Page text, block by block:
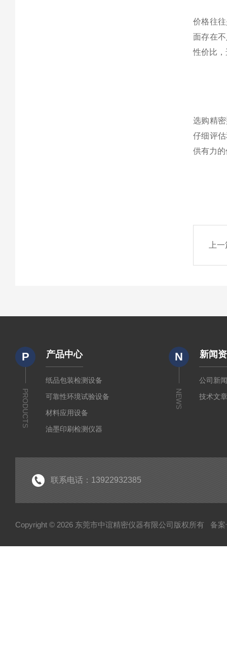
价格往
面存在
性价比
选购精
仔细评
供有力
上
P
PRODUCTS
产品中心
纸品包装检测设备
可靠性环境试验设备
材料应用设备
油墨印刷检测仪器
N
NEWS
新闻
公司新
技术文
联系电话：13922932385
Copyright © 2026 东莞市中谊精密仪器有限公司版权所有 备案